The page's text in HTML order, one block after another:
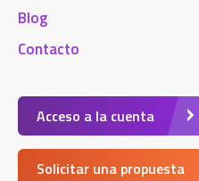
Blog
Contacto
Acceso a la cuenta
Solicitar una propuesta